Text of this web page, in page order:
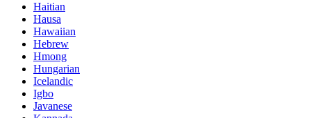
Haitian
Hausa
Hawaiian
Hebrew
Hmong
Hungarian
Icelandic
Igbo
Javanese